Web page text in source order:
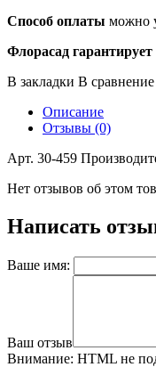
Способ оплаты можно
Флорасад гарантирует
В закладки В сравнение
Описание
Отзывы (0)
Арт. 30-459
Нет отзывов об этом
Написать
Ваше имя:
Ваш отзыв
Внимание: HTML не